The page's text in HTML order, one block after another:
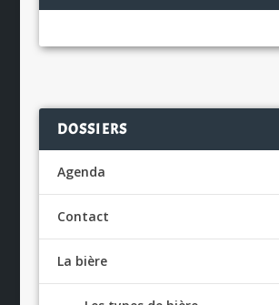
DOSSIERS
Agenda
Contact
La bière